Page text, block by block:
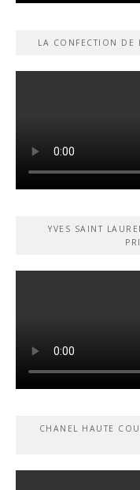
LA CONFECTION DE
YVES SAINT
CHANEL HAUTE